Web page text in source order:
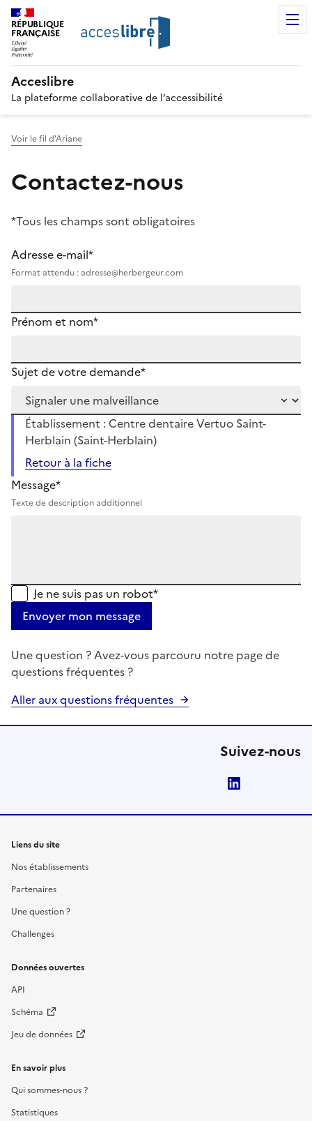
RÉPUBLIQUE
FRANÇAISE
Acceslibre
La plateforme collaborative de l’accessibilité
Voir le fil d'Ariane
Contactez-nous
*Tous les champs sont obligatoires
Adresse e-mail*
Format attendu : adresse@herbergeur.com
Prénom et nom*
Sujet de votre demande*
Établissement : Centre dentaire Vertuo Saint-
Herblain (Saint-Herblain)
Retour à la fiche
Message*
Texte de description additionnel
Je ne suis pas un robot*
Envoyer mon message
Une question ? Avez-vous parcouru notre page de
questions fréquentes ?
Aller aux questions fréquentes
Suivez-nous
Liens du site
Nos établissements
Partenaires
Une question ?
Challenges
Données ouvertes
API
Schéma
Jeu de données
En savoir plus
Qui sommes-nous ?
Statistiques